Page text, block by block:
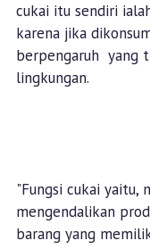
cukai itu sendiri
karena jika
berpengaruh yang
lingkungan.
"Fungsi cukai yaitu,
mengendalikan
barang yang